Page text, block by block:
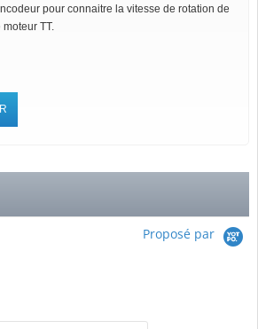
pour connaitre la vitesse de rotation de
moteur TT.
Proposé par